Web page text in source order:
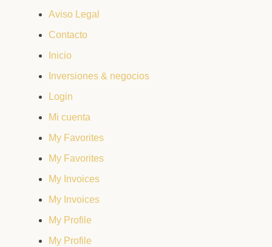
Aviso Legal
Contacto
Inicio
Inversiones & negocios
Login
Mi cuenta
My Favorites
My Favorites
My Invoices
My Invoices
My Profile
My Profile